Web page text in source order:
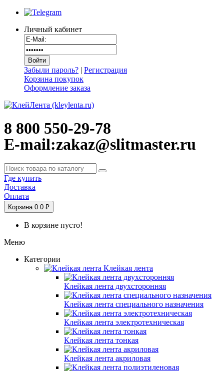
Личный кабинет
Забыли пароль? | Регистрация
Корзина покупок
Оформление заказа
8 800 550-29-78
E-mail:zakaz@slitmaster.ru
Где купить
Доставка
Оплата
Корзина 0 0 ₽
В корзине пусто!
Меню
Категории
Клейкая лента
Клейкая лента двухсторонняя
Клейкая лента специального назначения
Клейкая лента электротехническая
Клейкая лента тонкая
Клейкая лента акриловая